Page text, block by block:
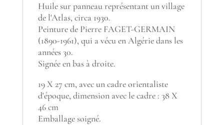
Huile sur panneau représentant un village
de l'Atlas, circa 1930.
Peinture de Pierre FAGET-GERMAIN
(1890-1961), qui a vécu en Algérie dans les
années 30.
Signée en bas à droite.
19 X 27 cm, avec un cadre orientaliste
d'époque, dimension avec le cadre : 38 X
46 cm
Emballage soigné.